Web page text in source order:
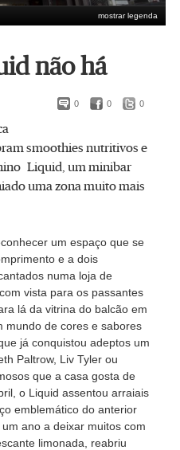
mostrar legenda
não há
0 0 0
smoothies nutritivos e
Liquid, um minibar
uma zona muito mais
um espaço que se
e a dois
numa loja de
vista para os passantes
lá da vitrina do balcão em
mundo de cores e sabores
já conquistou adeptos um
Paltrow, Liv Tyler ou
que a casa gosta de
o Liquid assentou arraiais
emblemático do anterior
ano a deixar muitos com
limonada, reabriu